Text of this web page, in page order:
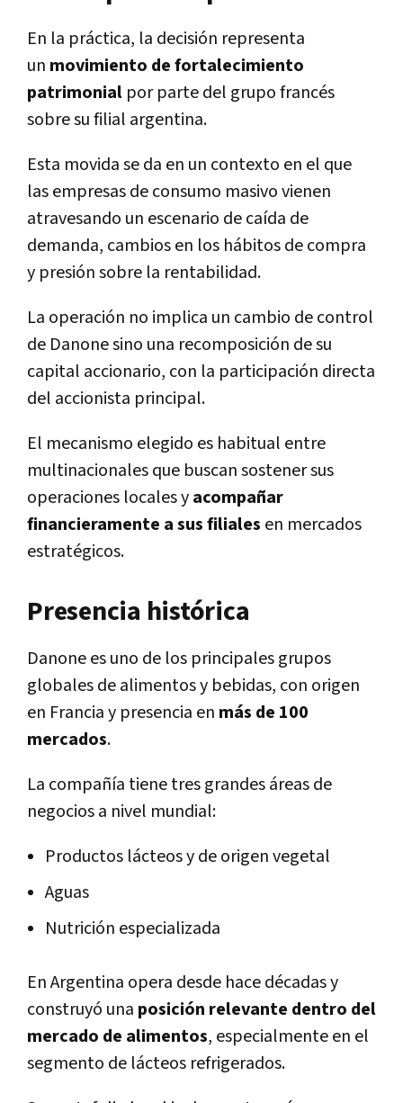
En la práctica, la decisión representa
un movimiento de fortalecimiento
patrimonial por parte del grupo francés
sobre su filial argentina.
Esta movida se da en un contexto en el que
las empresas de consumo masivo vienen
atravesando un escenario de caída de
demanda, cambios en los hábitos de compra
y presión sobre la rentabilidad.
La operación no implica un cambio de control
de Danone sino una recomposición de su
capital accionario, con la participación directa
del accionista principal.
El mecanismo elegido es habitual entre
multinacionales que buscan sostener sus
operaciones locales yacompañar
financieramente a sus filiales en mercados
estratégicos.
Presencia histórica
Danone es uno de los principales grupos
globales de alimentos y bebidas, con origen
en Francia y presencia en más de 100
mercados.
La compañía tiene tres grandes áreas de
negocios a nivel mundial:
Productos lácteos y de origen vegetal
Aguas
Nutrición especializada
En Argentina opera desde hace décadas y
construyó una posición relevante dentro del
mercado de alimentos, especialmente en el
segmento de lácteos refrigerados.